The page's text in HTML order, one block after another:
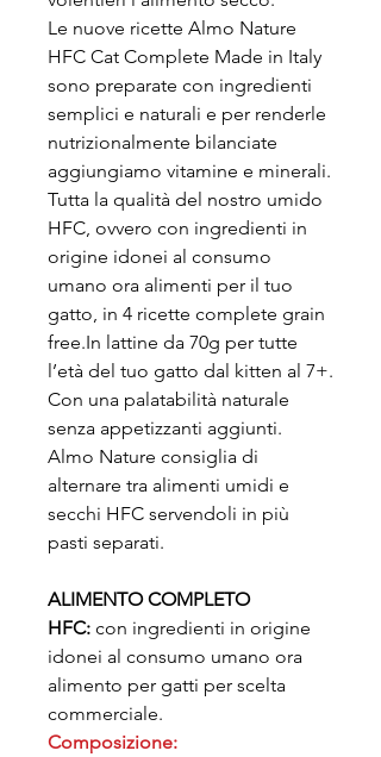
Le nuove ricette Almo Nature
HFC Cat Complete Made in Italy
sono preparate con ingredienti
semplici e naturali e per renderle
nutrizionalmente bilanciate
aggiungiamo vitamine e minerali.
Tutta la qualità del nostro umido
HFC, ovvero con ingredienti in
origine idonei al consumo
umano ora alimenti per il tuo
gatto, in 4 ricette complete grain
free.In lattine da 70g per tutte
l’età del tuo gatto dal kitten al 7+.
Con una palatabilità naturale
senza appetizzanti aggiunti.
Almo Nature consiglia di
alternare tra alimenti umidi e
secchi HFC servendoli in più
pasti separati.
ALIMENTO COMPLETO
HFC: con ingredienti in origine
idonei al consumo umano ora
alimento per gatti per scelta
commerciale.
Composizione: